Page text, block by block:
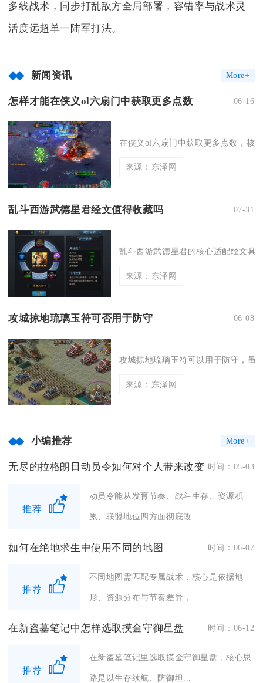
多线战术，同步打乱敌方全局部署，容错率与战术灵
活度远超单一陆军打法。
新闻资讯 More+
怎样才能在侠义ol六扇门中获取更多点数 06-16
在侠义ol六扇门中获取更多点数，核
来源：东泽网
乱斗西游武德星君经文值得收藏吗 07-31
乱斗西游武德星君的核心适配经文具
来源：东泽网
攻城掠地琉璃玉符可否用于防守 06-08
攻城掠地琉璃玉符可以用于防守，虽
来源：东泽网
小编推荐 More+
无尽的拉格朗日动员令如何对个人带来改变 时间：05-03
推荐
动员令能从发育节奏、战斗生存、资源积
累、联盟地位四方面彻底改...
如何在绝地求生中使用不同的地图 时间：06-07
推荐
不同地图需匹配专属战术，核心是依据地
形、资源分布与节奏差异，...
在新盗墓笔记中怎样选取摸金守御星盘 时间：06-12
推荐
在新盗墓笔记里选取摸金守御星盘，核心思
路是以生存续航、防御坦...